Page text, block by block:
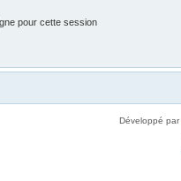
pour cette session
Développé par